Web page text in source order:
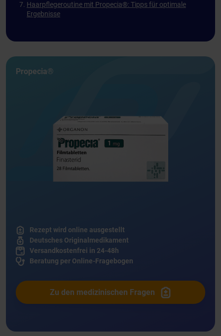
Haarpflegeroutine mit Propecia®: Tipps für optimale
Ergebnisse
Propecia®
Rezept wird online ausgestellt
Deutsches Originalmedikament
Versandkostenfrei in 24-48h
Beratung per Online-Fragebogen
Zu den medizinischen Fragen